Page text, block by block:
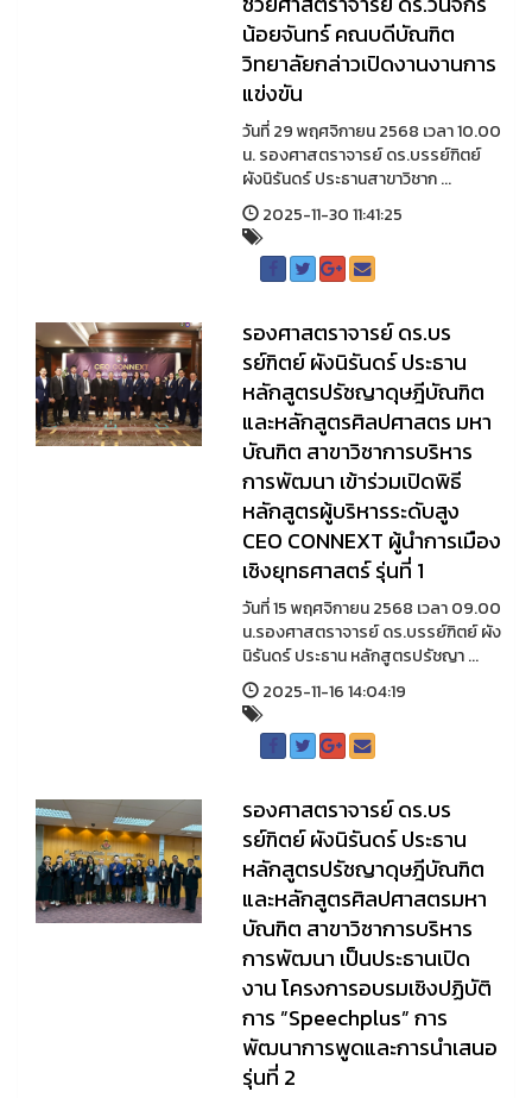
น้อยจันทร์ คณบดีบัณฑิต
วิทยาลัยกล่าวเปิดงานงานการ
แข่งขัน
วันที่ 29 พฤศจิกายน 2568 เวลา 10.00
น. รองศาสตราจารย์ ดร.บรรย์ฑิตย์
ผังนิรันดร์ ประธานสาขาวิชาก ...
2025-11-30 11:41:25
รองศาสตราจารย์ ดร.บร
รย์ฑิตย์ ผังนิรันดร์ ประธาน
หลักสูตรปรัชญาดุษฎีบัณฑิต
และหลักสูตรศิลปศาสตร มหา
บัณฑิต สาขาวิชาการบริหาร
การพัฒนา เข้าร่วมเปิดพิธี
หลักสูตรผู้บริหารระดับสูง
CEO CONNEXT ผู้นำการเมือง
เชิงยุทธศาสตร์ รุ่นที่ 1
วันที่ 15 พฤศจิกายน 2568 เวลา 09.00
น.รองศาสตราจารย์ ดร.บรรย์ฑิตย์ ผัง
นิรันดร์ ประธาน หลักสูตรปรัชญา ...
2025-11-16 14:04:19
รองศาสตราจารย์ ดร.บร
รย์ฑิตย์ ผังนิรันดร์ ประธาน
หลักสูตรปรัชญาดุษฎีบัณฑิต
และหลักสูตรศิลปศาสตรมหา
บัณฑิต สาขาวิชาการบริหาร
การพัฒนา เป็นประธานเปิด
งาน โครงการอบรมเชิงปฏิบัติ
การ ”Speechplus” การ
พัฒนาการพูดและการนำเสนอ
รุ่นที่ 2